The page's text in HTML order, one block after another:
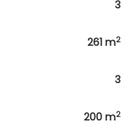
3
261 m2
3
200 m2